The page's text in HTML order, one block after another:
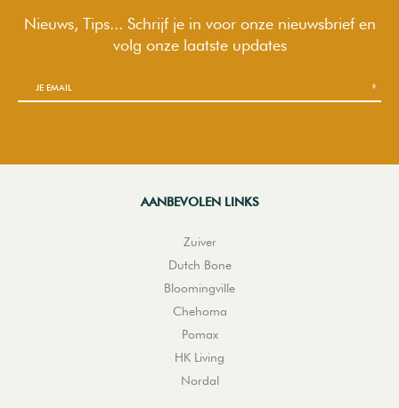
Nieuws, Tips... Schrijf je in voor onze nieuwsbrief en
volg onze laatste updates
AANBEVOLEN LINKS
Zuiver
Dutch Bone
Bloomingville
Chehoma
Pomax
HK Living
Nordal